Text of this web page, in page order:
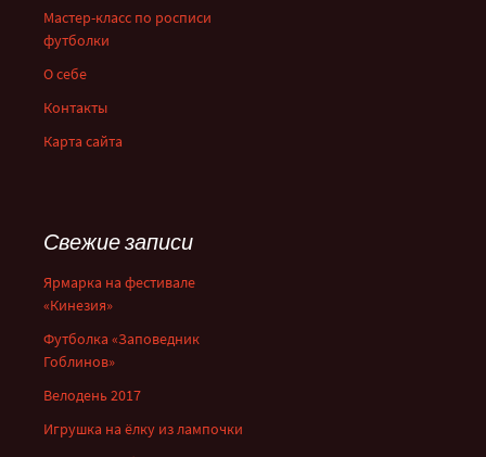
Мастер-класс по росписи
футболки
О себе
Контакты
Карта сайта
Свежие записи
Ярмарка на фестивале
«Кинезия»
Футболка «Заповедник
Гоблинов»
Велодень 2017
Игрушка на ёлку из лампочки